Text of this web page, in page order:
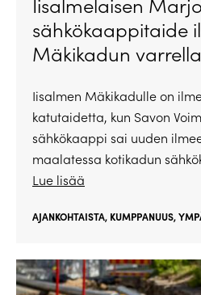
sähkökaappitaide
Mäkikadun varrella
Iisalmen Mäkikadulle on
katutaidetta, kun Savon
sähkökaappi sai uuden
maalatessa kotikadun
Lue lisää
AJANKOHTAISTA, KUMPPANUUS,